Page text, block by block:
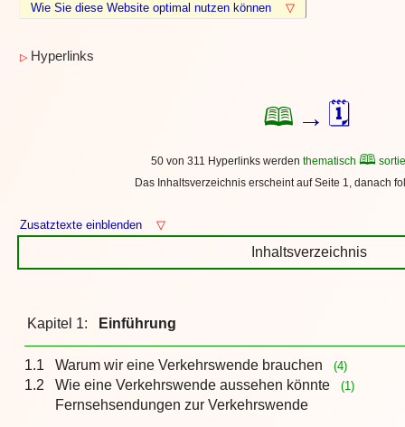
Wie Sie diese Website optimal nutzen können ▽
▷ Hyperlinks
🕮 → 🗓
50 von 311 Hyperlinks werden thematisch 🕮
Das Inhaltsverzeichnis erscheint auf Seite 1, danach
Zusatztexte einblenden ▽
Inhaltsverzeichnis
Kapitel 1: Einführung
1.1 Warum wir eine Verkehrswende brauchen (4)
1.2 Wie eine Verkehrswende aussehen könnte (1)
Fernsehsendungen zur Verkehrswende